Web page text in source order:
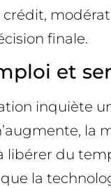
finale.
et
inquiète
la
libérer du
la